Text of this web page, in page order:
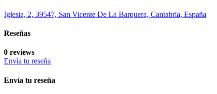
Iglesia, 2, 39547, San Vicente De La Barquera, Cantabria, España
Reseñas
0 reviews
Envía tu reseña
Envía tu reseña